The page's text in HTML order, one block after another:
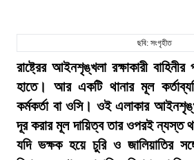
ছবি: সংগৃহীত
রাষ্ট্রের আইনশৃঙ্খলা রক্ষাকারী
হাতে। আর একটি থানার মূল
কর্মকর্তা বা ওসি। ওই এলাকার
দূর করার মূল দায়িত্ব তার ওপরই ন্যস্ত
যদি ভক্ষক হয়ে চুরি ও জালিয়াতির